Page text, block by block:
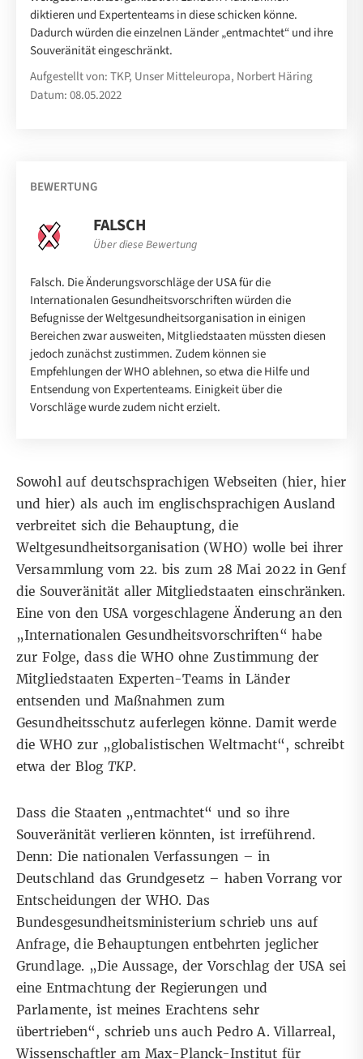
diktieren und Expertenteams in diese schicken könne.
Dadurch würden die einzelnen Länder „entmachtet“ und ihre
Souveränität eingeschränkt.
Aufgestellt von: TKP, Unser Mitteleuropa, Norbert Häring
Datum: 08.05.2022
BEWERTUNG
FALSCH
Über diese Bewertung
Falsch. Die Änderungsvorschläge der USA für die
Internationalen Gesundheitsvorschriften würden die
Befugnisse der Weltgesundheitsorganisation in einigen
Bereichen zwar ausweiten, Mitgliedstaaten müssten diesen
jedoch zunächst zustimmen. Zudem können sie
Empfehlungen der WHO ablehnen, so etwa die Hilfe und
Entsendung von Expertenteams. Einigkeit über die
Vorschläge wurde zudem nicht erzielt.
Sowohl auf deutschsprachigen Webseiten (hier,hier
und hier) als auch im englischsprachigen Ausland
verbreitet sich die Behauptung, die
Weltgesundheitsorganisation (WHO) wolle bei ihrer
Versammlung vom 22. bis zum 28 Mai 2022 in Genf
die Souveränität aller Mitgliedstaaten einschränken.
Eine von den USA vorgeschlagene Änderung an den
„Internationalen Gesundheitsvorschriften“ habe
zur Folge, dass die WHO ohne Zustimmung der
Mitgliedstaaten Experten-Teams in Länder
entsenden und Maßnahmen zum
Gesundheitsschutz auferlegen könne. Damit werde
die WHO zur „globalistischen Weltmacht“, schreibt
etwa der BlogTKP.
Dass die Staaten „entmachtet“ und so ihre
Souveränität verlieren könnten, ist irreführend.
Denn: Die nationalen Verfassungen – in
Deutschland das Grundgesetz – haben Vorrang vor
Entscheidungen der WHO. Das
Bundesgesundheitsministerium schrieb uns auf
Anfrage, die Behauptungen entbehrten jeglicher
Grundlage. „Die Aussage, der Vorschlag der USA sei
eine Entmachtung der Regierungen und
Parlamente, ist meines Erachtens sehr
übertrieben“, schrieb uns auchPedro A. Villarreal,
Wissenschaftler am Max-Planck-Institut für